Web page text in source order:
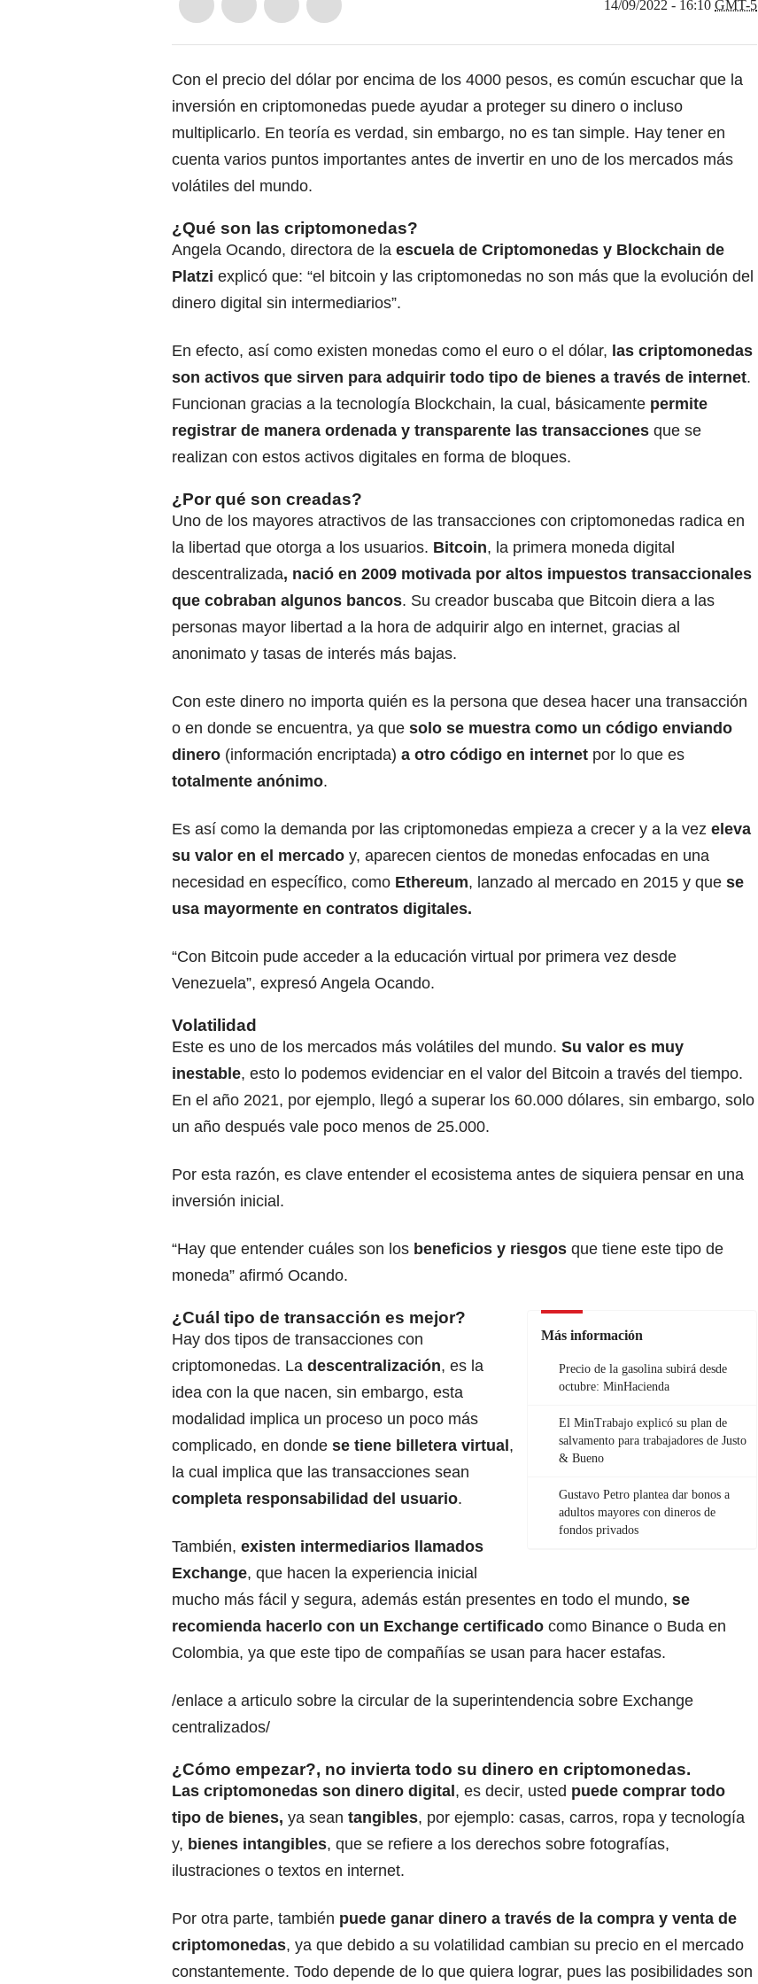
14/09/2022 - 16:10 GMT-5
Con el precio del dólar por encima de los 4000 pesos, es común escuchar que la
inversión en criptomonedas puede ayudar a proteger su dinero o incluso
multiplicarlo. En teoría es verdad, sin embargo, no es tan simple. Hay tener en
cuenta varios puntos importantes antes de invertir en uno de los mercados más
volátiles del mundo.
¿Qué son las criptomonedas?
Angela Ocando, directora de la escuela de Criptomonedas y Blockchain de
Platzi explicó que: “el bitcoin y las criptomonedas no son más que la evolución del
dinero digital sin intermediarios”.
En efecto, así como existen monedas como el euro o el dólar, las criptomonedas
son activos que sirven para adquirir todo tipo de bienes a través de internet.
Funcionan gracias a la tecnología Blockchain, la cual, básicamente permite
registrar de manera ordenada y transparente las transacciones que se
realizan con estos activos digitales en forma de bloques.
¿Por qué son creadas?
Uno de los mayores atractivos de las transacciones con criptomonedas radica en
la libertad que otorga a los usuarios. Bitcoin, la primera moneda digital
descentralizada, nació en 2009 motivada por altos impuestos transaccionales
que cobraban algunos bancos. Su creador buscaba que Bitcoin diera a las
personas mayor libertad a la hora de adquirir algo en internet, gracias al
anonimato y tasas de interés más bajas.
Con este dinero no importa quién es la persona que desea hacer una transacción
o en donde se encuentra, ya que solo se muestra como un código enviando
dinero (información encriptada) a otro código en internet por lo que es
totalmente anónimo.
Es así como la demanda por las criptomonedas empieza a crecer y a la vez eleva
su valor en el mercado y, aparecen cientos de monedas enfocadas en una
necesidad en específico, como Ethereum, lanzado al mercado en 2015 y que se
usa mayormente en contratos digitales.
“Con Bitcoin pude acceder a la educación virtual por primera vez desde
Venezuela”, expresó Angela Ocando.
Volatilidad
Este es uno de los mercados más volátiles del mundo. Su valor es muy
inestable, esto lo podemos evidenciar en el valor del Bitcoin a través del tiempo.
En el año 2021, por ejemplo, llegó a superar los 60.000 dólares, sin embargo, solo
un año después vale poco menos de 25.000.
Por esta razón, es clave entender el ecosistema antes de siquiera pensar en una
inversión inicial.
“Hay que entender cuáles son los beneficios y riesgos que tiene este tipo de
moneda” afirmó Ocando.
Más información
Precio de la gasolina subirá desde
octubre: MinHacienda
El MinTrabajo explicó su plan de
salvamento para trabajadores de Justo
& Bueno
Gustavo Petro plantea dar bonos a
adultos mayores con dineros de
fondos privados
¿Cuál tipo de transacción es mejor?
Hay dos tipos de transacciones con
criptomonedas. La descentralización, es la
idea con la que nacen, sin embargo, esta
modalidad implica un proceso un poco más
complicado, en donde se tiene billetera virtual,
la cual implica que las transacciones sean
completa responsabilidad del usuario.
También, existen intermediarios llamados
Exchange, que hacen la experiencia inicial
mucho más fácil y segura, además están presentes en todo el mundo, se
recomienda hacerlo con un Exchange certificado como Binance o Buda en
Colombia, ya que este tipo de compañías se usan para hacer estafas.
/enlace a articulo sobre la circular de la superintendencia sobre Exchange
centralizados/
¿Cómo empezar?, no invierta todo su dinero en criptomonedas.
Las criptomonedas son dinero digital, es decir, usted puede comprar todo
tipo de bienes, ya sean tangibles, por ejemplo: casas, carros, ropa y tecnología
y, bienes intangibles, que se refiere a los derechos sobre fotografías,
ilustraciones o textos en internet.
Por otra parte, también puede ganar dinero a través de la compra y venta de
criptomonedas, ya que debido a su volatilidad cambian su precio en el mercado
constantemente. Todo depende de lo que quiera lograr, pues las posibilidades son